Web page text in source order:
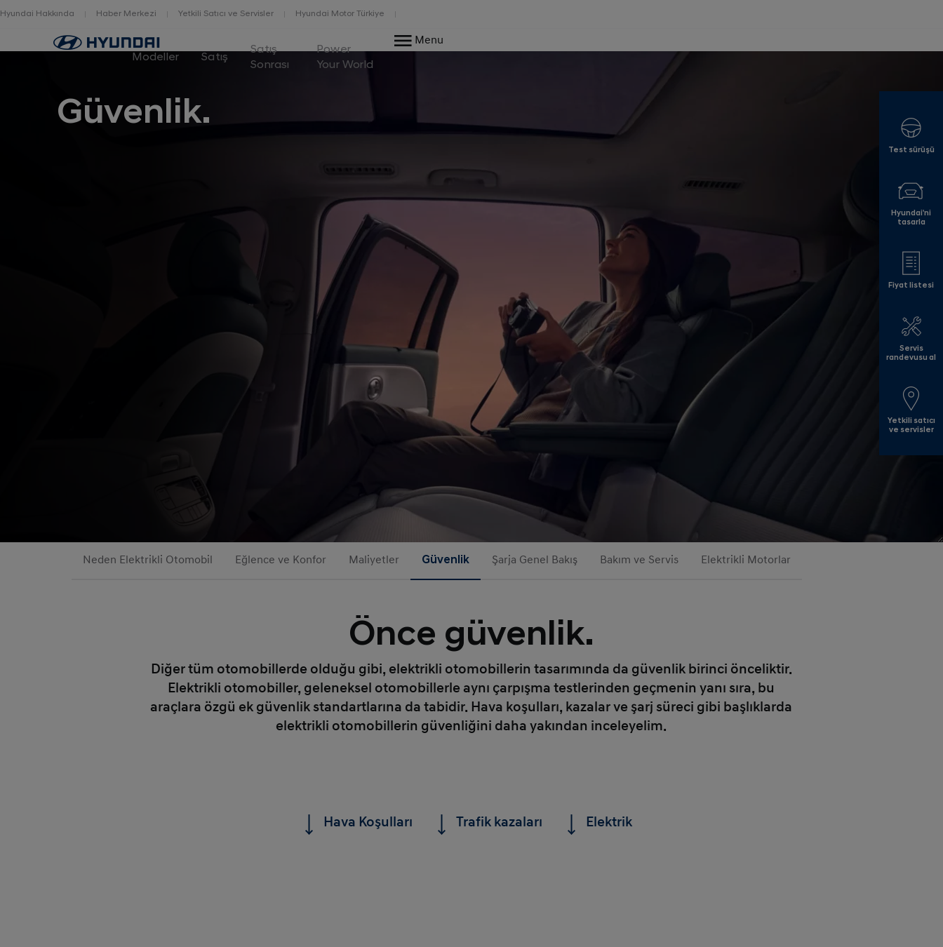
Hyundai Hakkında Haber Merkezi Yetkili Satıcı ve Servisler Hyundai Motor Türkiye
Home
Modeller Satış
Satış
Sonrası
Power
Your World
Menu
Güvenlik.
Neden Elektrikli Otomobil Eğlence ve Konfor Maliyetler Güvenlik Şarja Genel Bakış Bakım ve Servis Elektrikli Motorlar
Önce güvenlik.
Diğer tüm otomobillerde olduğu gibi, elektrikli otomobillerin tasarımında da güvenlik birinci önceliktir.
Elektrikli otomobiller, geleneksel otomobillerle aynı çarpışma testlerinden geçmenin yanı sıra, bu
araçlara özgü ek güvenlik standartlarına da tabidir. Hava koşulları, kazalar ve şarj süreci gibi başlıklarda
elektrikli otomobillerin güvenliğini daha yakından inceleyelim.
Test sürüşü
Hyundai'ni
tasarla
Fiyat listesi
Servis
randevusu al
Yetkili satıcı
ve servisler
Hava Koşulları Trafik kazaları Elektrik